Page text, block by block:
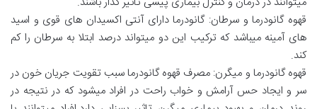
قهوه گانودرما و سرطان: گانودرما دارای آنتی اکسیدان های قوی و اسید
های آمینه میباشد که ترکیب این دو میتواند درصد ابتلا به سرطان را کم
کند.
قهوه گانودرما و میگرن: مصرف قهوه گانودرما سبب تقویت جریان خون در
سر و ایجاد حس آرامش و خواب راحت در افراد میشود که در نتیجه در